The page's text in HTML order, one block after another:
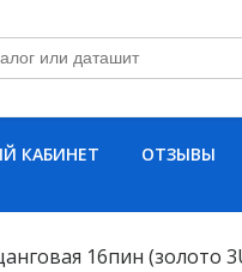
КАБИНЕТ ОТЗЫВЫ
16пин (золото